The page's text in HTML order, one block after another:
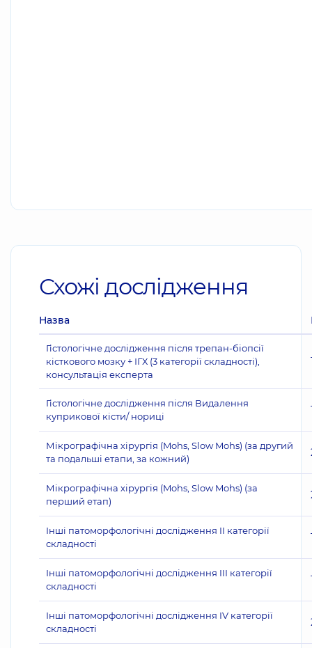
Схожі дослідження
Назва
Гістологічне дослідження після трепан-біопсії
кісткового мозку + ІГХ (3 категорії складності),
консультація експерта
Гістологічне дослідження після Видалення
куприкової кісти/ нориці
Мікрографічна хірургія (Mohs, Slow Mohs) (за другий
та подальші етапи, за кожний)
Мікрографічна хірургія (Mohs, Slow Mohs) (за
перший етап)
Інші патоморфологічні дослідження II категорії
складності
Інші патоморфологічні дослідження III категорії
складності
Інші патоморфологічні дослідження IV категорії
складності